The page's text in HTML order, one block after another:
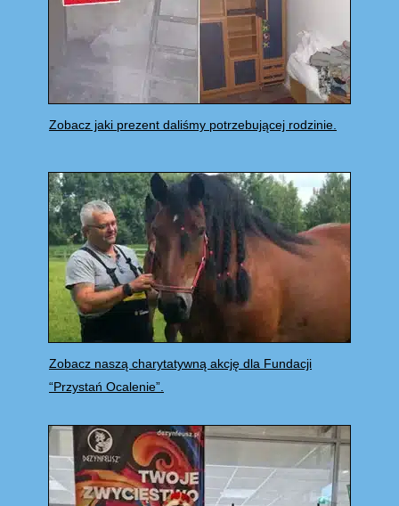
Zobacz jaki prezent daliśmy potrzebującej rodzinie.
Zobacz naszą charytatywną akcję dla Fundacji
“Przystań Ocalenie”.